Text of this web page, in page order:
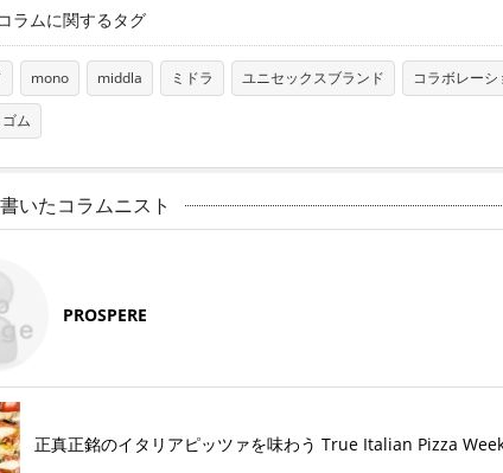
ラムに関するタグ
mono middla ミドラ ユニセックスブランド コラボレーシ
ム
いたコラムニスト
PROSPERE
正真正銘のイタリアピッツァを味わう True Italian Pizza